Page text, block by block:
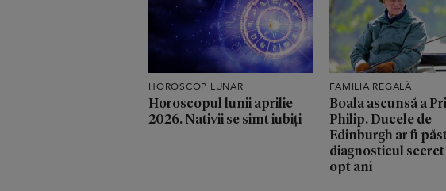
HOROSCOP LUNAR
Horoscopul lunii aprilie
2026. Nativii se simt iubiți
FAMILIA REGALĂ
Boala ascunsă a
Philip. Ducele de
Edinburgh ar fi
diagnosticul
opt ani